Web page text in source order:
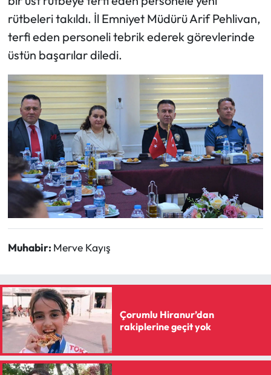
rütbeleri takıldı. İl Emniyet Müdürü Arif Pehlivan,
terfi eden personeli tebrik ederek görevlerinde
üstün başarılar diledi.
Muhabir: Merve Kayış
Çorumlu Hiranur’dan
rakiplerine geçit yok
Sağlık
Siyaset
Spor
Sungurlu Haberleri
Turizm
Uğurludağ Haberleri
Yaşam
Yerel Haberler